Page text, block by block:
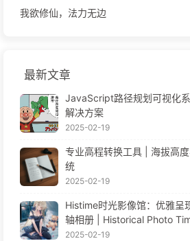
我欲修仙，法力无边
最新文章
JavaScript路径规划可视化
解决方案
2025-02-19
专业高程转换工具 | 海拔高
统
2025-02-19
Histime时光影像馆：优雅呈
轴相册 | Historical Photo
2025-02-19